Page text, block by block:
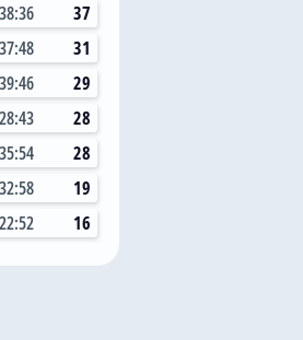
38:36
37
37:48
31
39:46
29
28:43
28
35:54
28
32:58
19
22:52 16